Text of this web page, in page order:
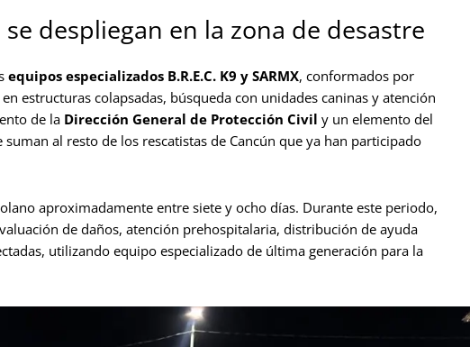
despliegan en la zona de desastre
equipos especializados B.R.E.C. K9 y SARMX, conformados por
estructuras colapsadas, búsqueda con unidades caninas y atención
de la Dirección General de Protección Civil y un elemento del
suman al resto de los rescatistas de Cancún que ya han participado
aproximadamente entre siete y ocho días. Durante este periodo,
de daños, atención prehospitalaria, distribución de ayuda
utilizando equipo especializado de última generación para la